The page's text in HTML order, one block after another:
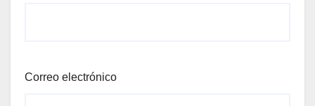
Correo electrónico